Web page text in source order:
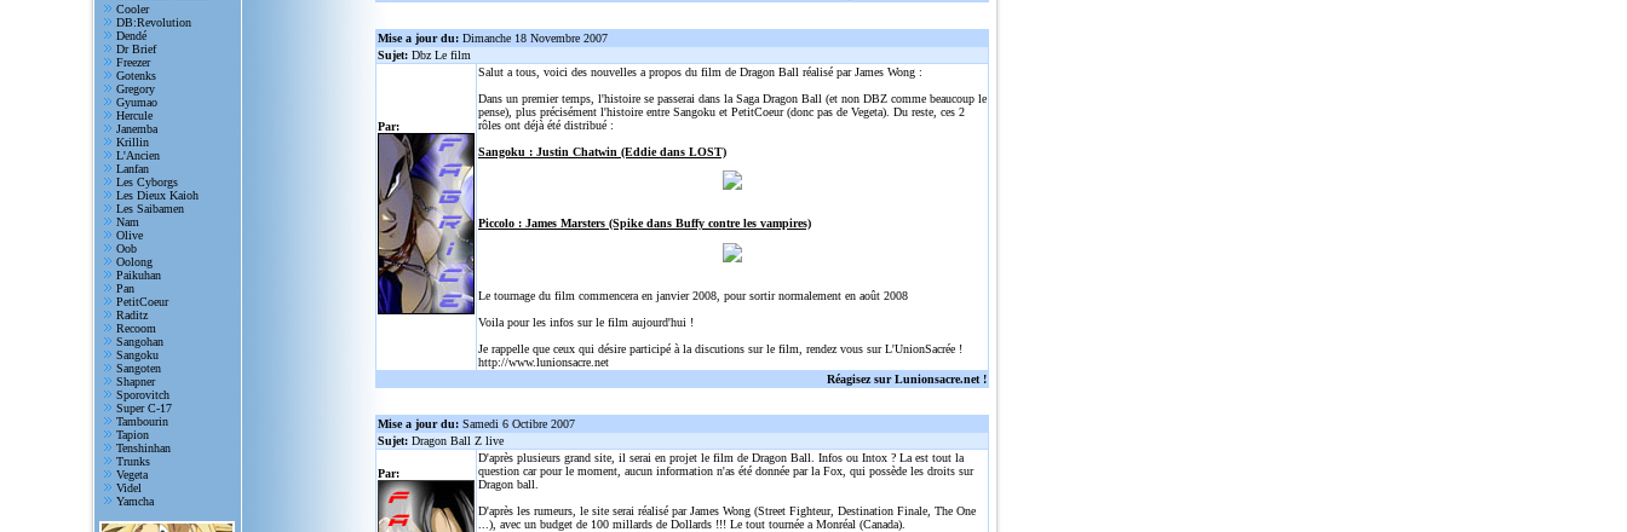
Cooler
DB:Revolution
Dendé
Dr Brief
Freezer
Gotenks
Gregory
Gyumao
Hercule
Janemba
Krillin
L'Ancien
Lanfan
Les Cyborgs
Les Dieux Kaioh
Les Saibamen
Nam
Olive
Oob
Oolong
Paikuhan
Pan
PetitCoeur
Raditz
Recoom
Sangohan
Sangoku
Sangoten
Shapner
Sporovitch
Super C-17
Tambourin
Tapion
Tenshinhan
Trunks
Vegeta
Videl
Yamcha
Mise a jour du: Dimanche 18 Novembre 2007
Sujet: Dbz Le film
Par:
Salut a tous, voici des nouvelles a propos du film de Dragon Ball réalisé par James Wong :
Dans un premier temps, l'histoire se passerai dans la Saga Dragon Ball (et non DBZ comme beaucoup le
pense), plus précisément l'histoire entre Sangoku et PetitCoeur (donc pas de Vegeta). Du reste, ces 2
rôles ont déjà été distribué :
Sangoku : Justin Chatwin (Eddie dans LOST)
Piccolo : James Marsters (Spike dans Buffy contre les vampires)
Le tournage du film commencera en janvier 2008, pour sortir normalement en août 2008
Voila pour les infos sur le film aujourd'hui !
Je rappelle que ceux qui désire participé à la discutions sur le film, rendez vous sur L'UnionSacrée !
http://www.lunionsacre.net
Réagisez sur Lunionsacre.net !
Mise a jour du: Samedi 6 Octibre 2007
Sujet: Dragon Ball Z live
Par:
D'après plusieurs grand site, il serai en projet le film de Dragon Ball. Infos ou Intox ? La est tout la
question car pour le moment, aucun information n'as été donnée par la Fox, qui possède les droits sur
Dragon ball.
D'après les rumeurs, le site serai réalisé par James Wong (Street Fighteur, Destination Finale, The One
...), avec un budget de 100 millards de Dollards !!! Le tout tournée a Monréal (Canada).